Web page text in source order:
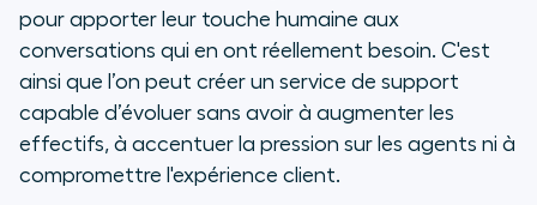
pour apporter leur touche humaine aux
conversations qui en ont réellement besoin. C'est
ainsi que l’on peut créer un service de support
capable d’évoluer sans avoir à augmenter les
effectifs, à accentuer la pression sur les agents ni à
compromettre l'expérience client.